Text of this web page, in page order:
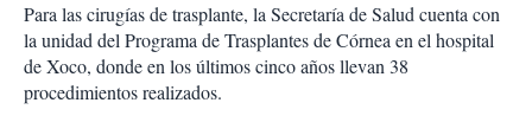
Para las cirugías de trasplante, la Secretaría de Salud cuenta con
la unidad del Programa de Trasplantes de Córnea en el hospital
de Xoco, donde en los últimos cinco años llevan 38
procedimientos realizados.